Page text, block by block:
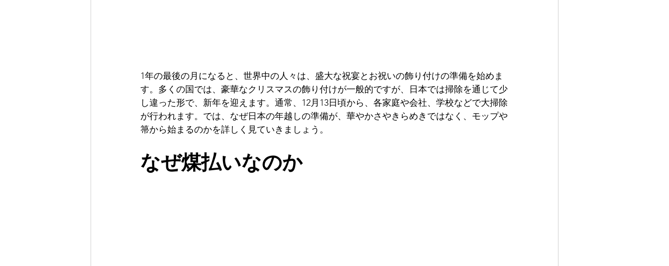
1年の最後の月になると、世界中の人々は、盛大な祝宴とお祝いの飾り付けの準備を始めま
す。多くの国では、豪華なクリスマスの飾り付けが一般的ですが、日本では掃除を通じて少
し違った形で、新年を迎えます。通常、12月13日頃から、各家庭や会社、学校などで大掃除
が行われます。では、なぜ日本の年越しの準備が、華やかさやきらめきではなく、モップや
箒から始まるのかを詳しく見ていきましょう。
なぜ煤払いなのか